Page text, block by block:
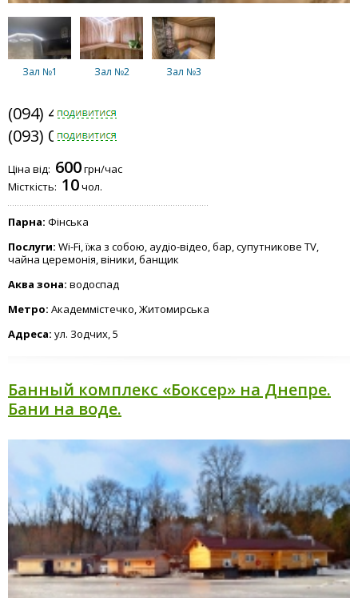
Зал №1 Зал №2 Зал №3
(094) 440-0225
(093) 026-7131
Ціна від: 600грн/час
Місткість: 10чол.
Парна: Фінська
Послуги: Wi-Fi, їжа з собою, аудіо-відео, бар, супутникове TV,
чайна церемонія, віники, банщик
Аква зона: водоспад
Метро: Академмістечко, Житомирська
Адреса: ул. Зодчих, 5
Банный комплекс «Боксер» на Днепре.
Бани на воде.